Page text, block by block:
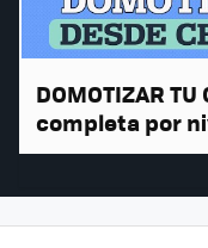
DOMOTIZAR
completa por